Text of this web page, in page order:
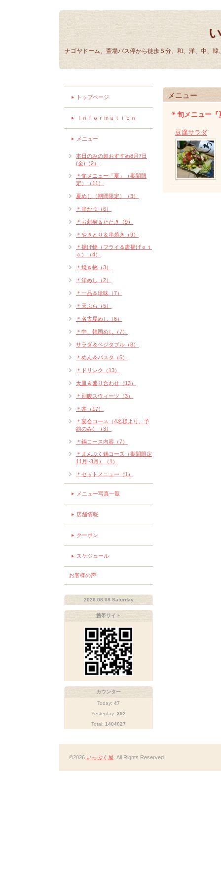
ナゴヤドーム、萱場バス停から徒歩５分、和、洋、中、
メニュー
＊旬メニュー
豆腐サラダ
トップページ
Ｉｎｆｏｒｍａｔｉｏｎ
メニュー
本日のみの超おすすめ8月7日
(金)（2）
＊旬メニュー『夏』（期間限
定）（11）
夏めし（期間限定）（3）
＊串かつ（6）
＊お刺身＆たたき（9）
＊やきとり＆串焼き（9）
＊揚げ物（フライ＆唐揚げｅｔ
ｃ）（4）
＊焼き物（3）
＊洋めし（2）
＊一品＆珍味（7）
＊天ぷら（5）
＊名古屋めし（6）
＊中、韓国めし（7）
サラダ＆ベジタブル（8）
＊めん＆パスタ（5）
＊ドリンク（13）
大皿＆盛り合わせ（13）
＊別腹スウィーツ（3）
＊丼（17）
＊宴会コース（4名様より、予
約のみ）（3）
＊鍋コース内容（7）
＊まんぷく鍋コース（期間限定
11月~3月）（1）
＊セットメニュー（1）
メニュー写真一覧
店舗情報
クーポン
スケジュール
お客様の声
2026.08.08 Saturday
携帯サイト
カウンター
Today: 47
Yesterday: 392
Total: 1404027
©2026 いっぷく屋 . All Rights Reserved.